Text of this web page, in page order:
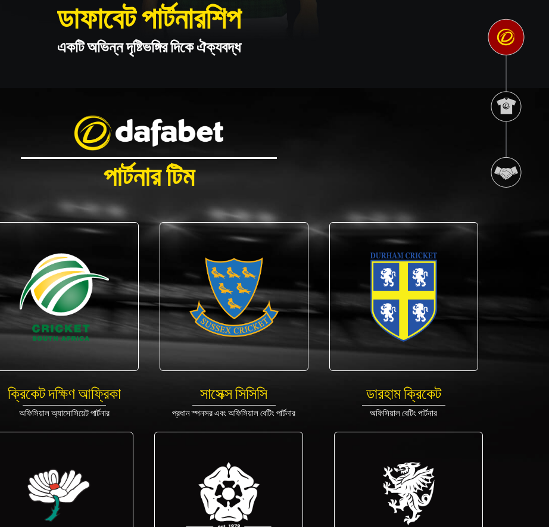
ডাফাবেট পার্টনারশিপ
একটি অভিন্ন দৃষ্টিভঙ্গির দিকে ঐক্যবদ্ধ
পার্টনার টিম
ক্রিকেট দক্ষিণ আফ্রিকা
অফিসিয়াল অ্যাসোসিয়েট পার্টনার
সাসেক্স সিসিসি
প্রধান স্পনসর এবং অফিসিয়াল বেটিং পার্টনার
ডারহাম ক্রিকেট
অফিসিয়াল বেটিং পার্টনার